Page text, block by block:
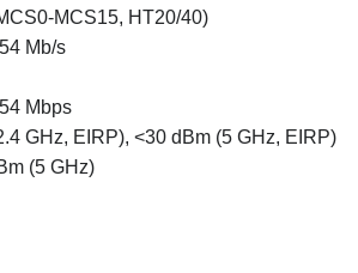
MCS15, HT20/40)
Mb/s
Mbps
GHz, EIRP), <30 dBm (5 GHz, EIRP)
(5 GHz)